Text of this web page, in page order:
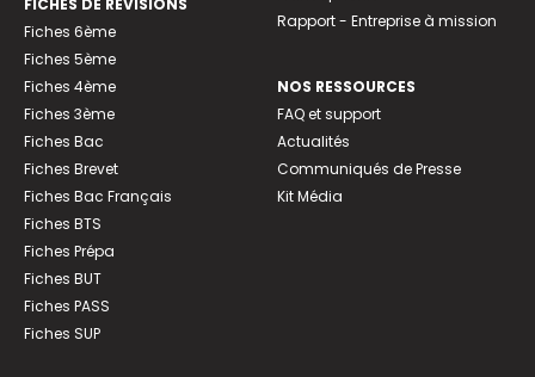
Fiches 6ème
Fiches 5ème
Fiches 4ème
Fiches 3ème
Fiches Bac
Fiches Brevet
Fiches Bac Français
Fiches BTS
Fiches Prépa
Fiches BUT
Fiches PASS
Fiches SUP
Rapport - Entreprise à mission
NOS RESSOURCES
FAQ et support
Actualités
Communiqués de Presse
Kit Média